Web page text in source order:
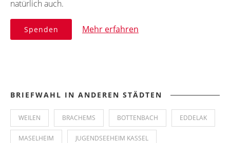
natürlich auch.
Spenden Mehr erfahren
BRIEFWAHL IN ANDEREN STÄDTEN
WEILEN BRACHEMS BOTTENBACH EDDELAK
MASELHEIM JUGENDSEEHEIM KASSEL